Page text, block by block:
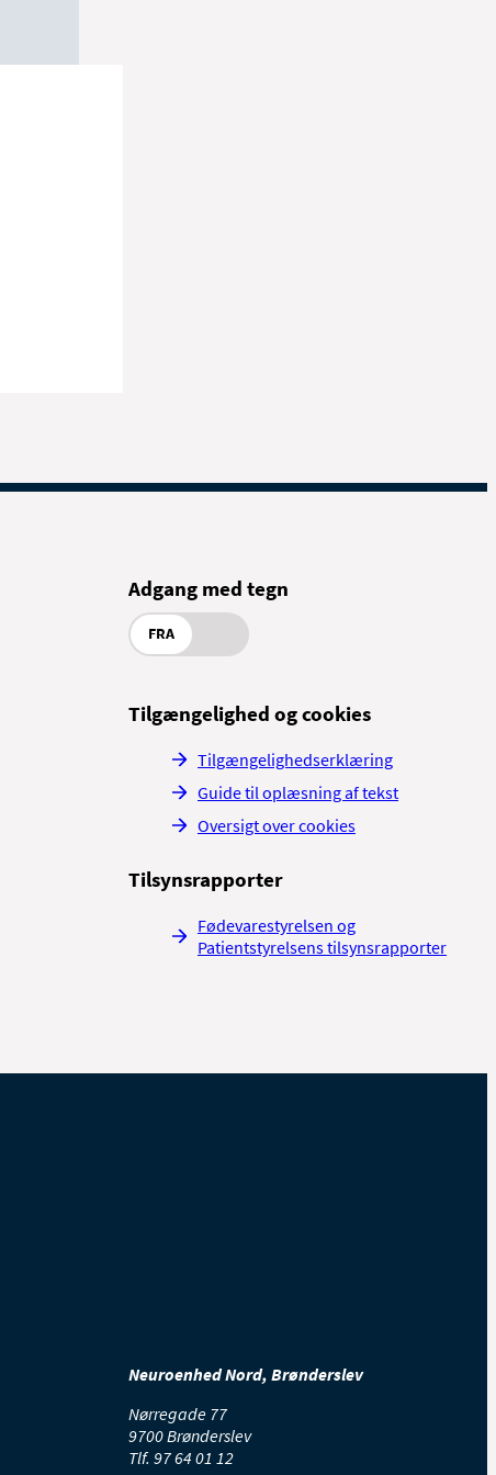
Adgang med tegn
FRA
Tilgængelighed og cookies
Tilgængelighedserklæring
Guide til oplæsning af tekst
Oversigt over cookies
Tilsynsrapporter
Fødevarestyrelsen og
Patientstyrelsens tilsynsrapporter
Neuroenhed Nord, Brønderslev
Nørregade 77
9700 Brønderslev
Tlf. 97 64 01 12